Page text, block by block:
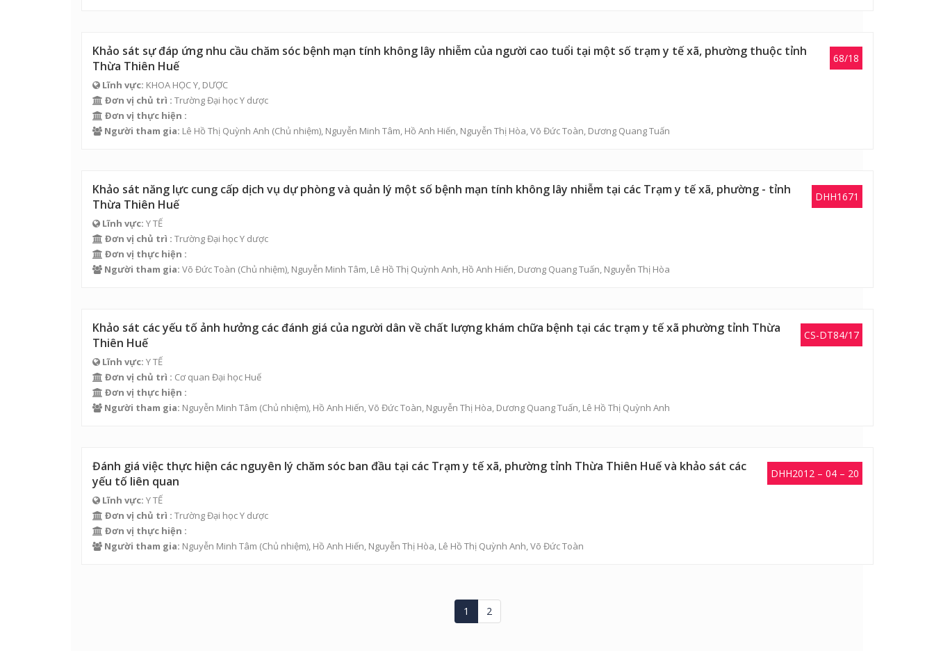
68/18
Khảo sát sự đáp ứng nhu cầu chăm sóc bệnh mạn tính không lây nhiễm của người cao tuổi tại một số trạm y tế xã, phường thuộc tỉnh
Thừa Thiên Huế
Lĩnh vực: KHOA HỌC Y, DƯỢC
Đơn vị chủ trì : Trường Đại học Y dược
Đơn vị thực hiện :
Người tham gia: Lê Hồ Thị Quỳnh Anh (Chủ nhiệm), Nguyễn Minh Tâm, Hồ Anh Hiến, Nguyễn Thị Hòa,Võ Đức Toàn, Dương Quang Tuấn
DHH1671
Khảo sát năng lực cung cấp dịch vụ dự phòng và quản lý một số bệnh mạn tính không lây nhiễm tại các Trạm y tế xã, phường - tỉnh
Thừa Thiên Huế
Lĩnh vực: Y TẾ
Đơn vị chủ trì : Trường Đại học Y dược
Đơn vị thực hiện :
Người tham gia: Võ Đức Toàn (Chủ nhiệm), Nguyễn Minh Tâm, Lê Hồ Thị Quỳnh Anh, Hồ Anh Hiến, Dương Quang Tuấn, Nguyễn Thị Hòa
CS-DT84/17
Khảo sát các yếu tố ảnh hưởng các đánh giá của người dân về chất lượng khám chữa bệnh tại các trạm y tế xã phường tỉnh Thừa
Thiên Huế
Lĩnh vực: Y TẾ
Đơn vị chủ trì : Cơ quan Đại học Huế
Đơn vị thực hiện :
Người tham gia: Nguyễn Minh Tâm (Chủ nhiệm), Hồ Anh Hiến,Võ Đức Toàn, Nguyễn Thị Hòa, Dương Quang Tuấn, Lê Hồ Thị Quỳnh Anh
DHH2012 – 04 – 20
Đánh giá việc thực hiện các nguyên lý chăm sóc ban đầu tại các Trạm y tế xã, phường tỉnh Thừa Thiên Huế và khảo sát các
yếu tố liên quan
Lĩnh vực: Y TẾ
Đơn vị chủ trì : Trường Đại học Y dược
Đơn vị thực hiện :
Người tham gia: Nguyễn Minh Tâm (Chủ nhiệm), Hồ Anh Hiến, Nguyễn Thị Hòa, Lê Hồ Thị Quỳnh Anh,Võ Đức Toàn
1 2